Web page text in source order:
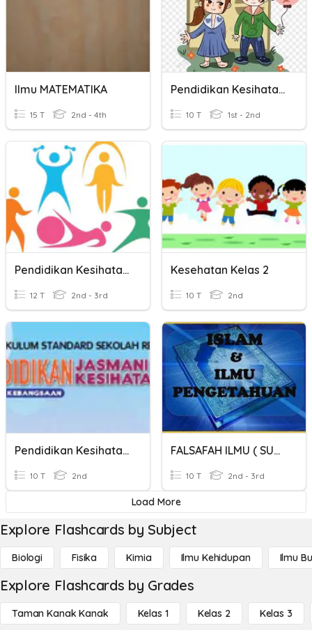
Ilmu MATEMATIKA
15 T 2nd - 4th
Pendidikan Kesihatan Tahun 1
10 T 1st - 2nd
Pendidikan Kesihatan Tahun 2
12 T 2nd - 3rd
Kesehatan Kelas 2
10 T 2nd
Pendidikan Kesihatan Tahun 2
10 T 2nd
FALSAFAH ILMU ( SUMBER ILMU)
10 T 2nd - 3rd
Load More
Explore Flashcards by Subject
Biologi Fisika Kimia Ilmu Kehidupan Ilmu
Explore Flashcards by Grades
Taman Kanak Kanak Kelas 1 Kelas 2 Kelas 3